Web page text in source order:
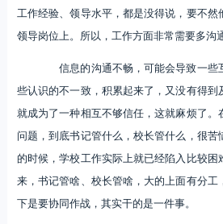
工作经验、领导水平，都是没得说，要不
领导岗位上。所以，工作方面非常需要多沟通
信息的沟通不畅，可能会导致一些
些认识的不一致，积累起来了，又没有得
就成为了一种相互不够信任，这就麻烦了。
问题，到底书记管什么，校长管什么，很
的时候，学校工作实际上就已经陷入比较
来，书记管啥、校长管啥，大的上面有分
下是要协同作战，其实干的是一件事。